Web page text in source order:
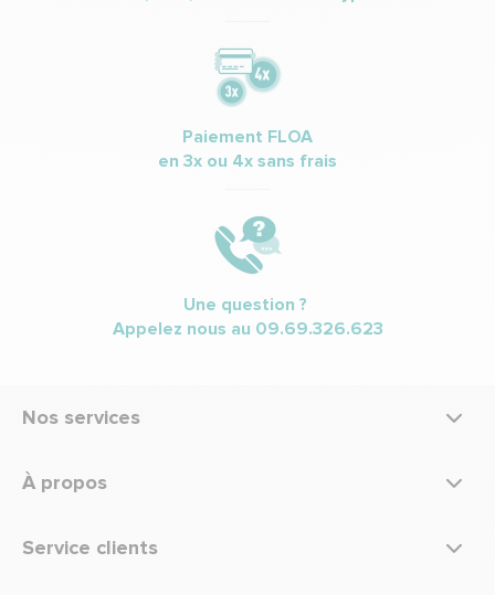
Paiement FLOA
en 3x ou 4x sans frais
Une question ?
Appelez nous au 09.69.326.623
Nos services
À propos
Service clients